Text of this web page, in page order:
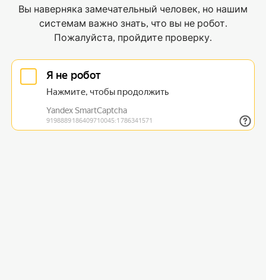
Вы наверняка замечательный человек, но нашим
системам важно знать, что вы не робот.
Пожалуйста, пройдите проверку.